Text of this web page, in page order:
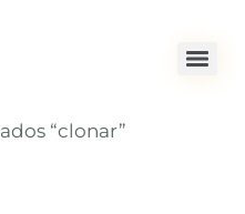
“clonar”